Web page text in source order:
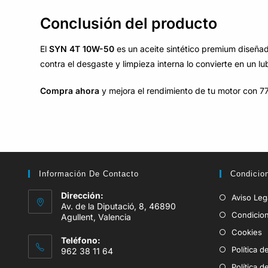
Conclusión del producto
ElSYN 4T 10W-50 es un aceite sintético premium
contra el desgaste y limpieza interna lo convierte en un
Compra ahora y mejora el rendimiento de tu motor con
Información De Contacto
Dirección:
Av. de la Diputació, 8, 46890
Agullent, Valencia
Teléfono:
962 38 11 64
Aviso
Cookies
Política